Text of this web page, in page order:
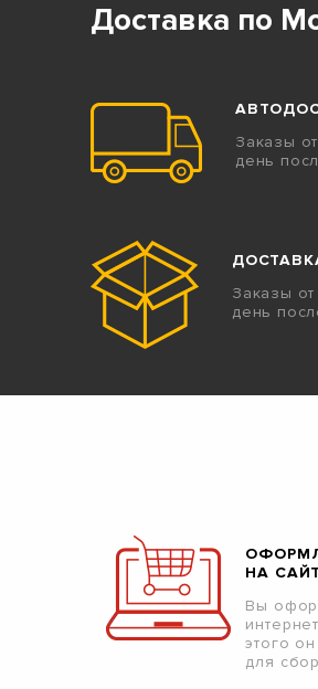
Доставка по
Заказы
день
Заказы
день
НА
Вы
этого
для